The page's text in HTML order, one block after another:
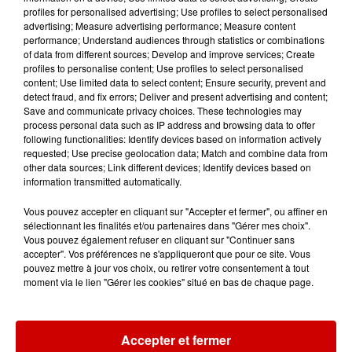
Alouette vous invite à
Futuroscope Xperiences !
Le Duel - Gagnez votre balade
en jet ski !
profiles for personalised advertising; Use profiles to select personalised
advertising; Measure advertising performance; Measure content
performance; Understand audiences through statistics or combinations
of data from different sources; Develop and improve services; Create
profiles to personalise content; Use profiles to select personalised
content; Use limited data to select content; Ensure security, prevent and
detect fraud, and fix errors; Deliver and present advertising and content;
Save and communicate privacy choices. These technologies may
process personal data such as IP address and browsing data to offer
following functionalities: Identify devices based on information actively
requested; Use precise geolocation data; Match and combine data from
other data sources; Link different devices; Identify devices based on
information transmitted automatically.
Vous pouvez accepter en cliquant sur "Accepter et fermer", ou affiner en
sélectionnant les finalités et/ou partenaires dans "Gérer mes choix".
Vous pouvez également refuser en cliquant sur "Continuer sans
accepter". Vos préférences ne s'appliqueront que pour ce site. Vous
pouvez mettre à jour vos choix, ou retirer votre consentement à tout
moment via le lien "Gérer les cookies" situé en bas de chaque page.
Accepter et fermer